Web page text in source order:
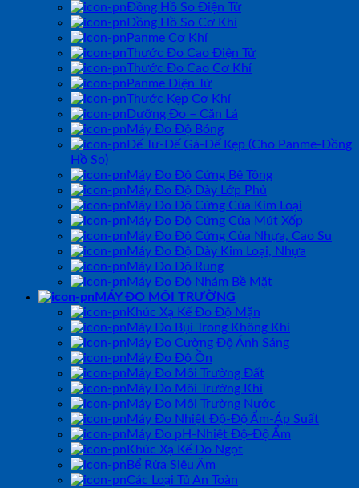
Đồng Hồ So Điện Tử
Đồng Hồ So Cơ Khí
Panme Cơ Khí
Thước Đo Cao Điện Tử
Thước Đo Cao Cơ Khí
Panme Điện Tử
Thước Kẹp Cơ Khí
Dưỡng Đo – Căn Lá
Máy Đo Độ Bóng
Đế Từ-Đế Gá-Đế Kẹp (Cho Panme-Đồng
Hồ So)
Máy Đo Độ Cứng Bê Tông
Máy Đo Độ Dày Lớp Phủ
Máy Đo Độ Cứng Của Kim Loại
Máy Đo Độ Cứng Của Mút Xốp
Máy Đo Độ Cứng Của Nhựa, Cao Su
Máy Đo Độ Dày Kim Loại, Nhựa
Máy Đo Độ Rung
Máy Đo Độ Nhám Bề Mặt
MÁY ĐO MÔI TRƯỜNG
Khúc Xạ Kế Đo Độ Mặn
Máy Đo Bụi Trong Không Khí
Máy Đo Cường Độ Ánh Sáng
Máy Đo Độ Ồn
Máy Đo Môi Trường Đất
Máy Đo Môi Trường Khí
Máy Đo Môi Trường Nước
Máy Đo Nhiệt Độ-Độ Ẩm-Áp Suất
Máy Đo pH-Nhiệt Độ-Độ Ẩm
Khúc Xạ Kế Đo Ngọt
Bể Rửa Siêu Âm
Các Loại Tủ An Toàn